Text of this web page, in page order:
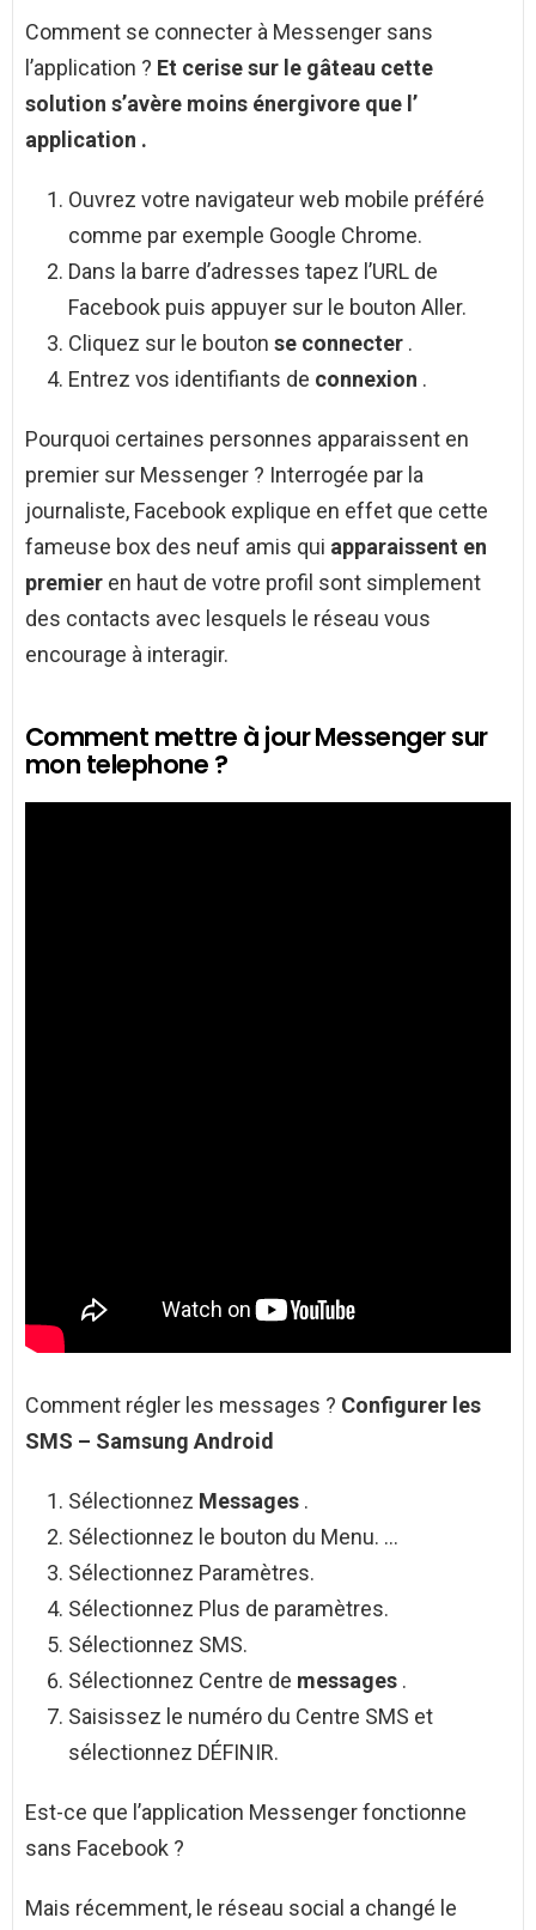
Comment se connecter à Messenger sans
l’application ? Et cerise sur le gâteau cette
solution s’avère moins énergivore que l’
application .
Ouvrez votre navigateur web mobile préféré
comme par exemple Google Chrome.
Dans la barre d’adresses tapez l’URL de
Facebook puis appuyer sur le bouton Aller.
Cliquez sur le bouton se connecter .
Entrez vos identifiants de connexion .
Pourquoi certaines personnes apparaissent en
premier sur Messenger ? Interrogée par la
journaliste, Facebook explique en effet que cette
fameuse box des neuf amis qui apparaissent en
premier en haut de votre profil sont simplement
des contacts avec lesquels le réseau vous
encourage à interagir.
Comment mettre à jour Messenger sur
mon telephone ?
Comment régler les messages ? Configurer les
SMS – Samsung Android
Sélectionnez Messages .
Sélectionnez le bouton du Menu. …
Sélectionnez Paramètres.
Sélectionnez Plus de paramètres.
Sélectionnez SMS.
Sélectionnez Centre de messages .
Saisissez le numéro du Centre SMS et
sélectionnez DÉFINIR.
Est-ce que l’application Messenger fonctionne
sans Facebook ?
Mais récemment, le réseau social a changé le